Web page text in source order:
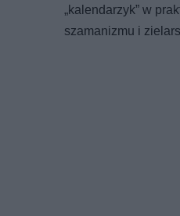
„kalendarzyk” w
szamanizmu i